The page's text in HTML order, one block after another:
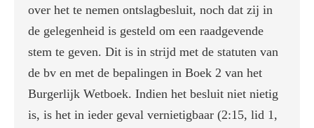
over het te nemen ontslagbesluit, noch dat zij in
de gelegenheid is gesteld om een raadgevende
stem te geven. Dit is in strijd met de statuten van
de bv en met de bepalingen in Boek 2 van het
Burgerlijk Wetboek. Indien het besluit niet nietig
is, is het in ieder geval vernietigbaar (2:15, lid 1,